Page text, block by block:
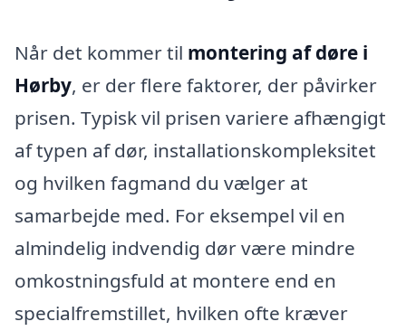
Når det kommer til montering af døre i
Hørby, er der flere faktorer, der påvirker
prisen. Typisk vil prisen variere afhængigt
af typen af dør, installationskompleksitet
og hvilken fagmand du vælger at
samarbejde med. For eksempel vil en
almindelig indvendig dør være mindre
omkostningsfuld at montere end en
specialfremstillet, hvilken ofte kræver